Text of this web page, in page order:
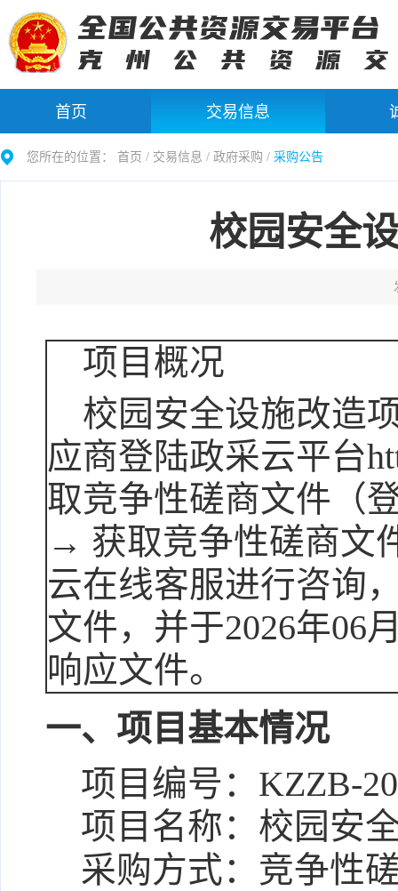
首页 交易信息
您所在的位置： 首页 / 交易信息 / 政府采购 / 采购公告
校园安全
项目概况
校园安全设施改造
应商登陆政采云平台
取竞争性磋商文件（
→ 获取竞争性磋商文
云在线客服进行咨询
文件，并于2026年06
响应文件。
一、项目基本情况
项目编号： KZZB-
项目名称： 校园安
采购方式：竞争性